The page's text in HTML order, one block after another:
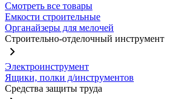
Смотреть все товары
Емкости строительные
Органайзеры для мелочей
Строительно-отделочный инструмент
Электроинструмент
Ящики, полки д/инструментов
Средства защиты труда